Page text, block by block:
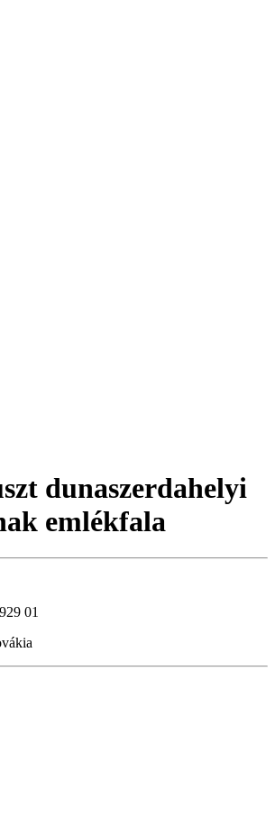
dunaszerdahelyi
emlékfala
01